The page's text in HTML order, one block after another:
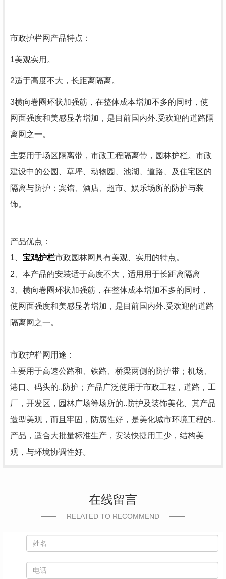
市政护栏网产品特点：
1美观实用。
2适于高度不大，长距离隔离。
3横向卷圈环状加强筋，在整体成本增加不多的同时，使
网面强度和美感显著增加，是目前国内外.受欢迎的道路隔
离网之一。
主要用于场区隔离带，市政工程隔离带，园林护栏。市政
建设中的公园、草坪、动物园、池湖、道路、及住宅区的
隔离与防护；宾馆、酒店、超市、娱乐场所的防护与装
饰。
产品优点：
1、 宝鸡护栏市政园林网具有美观、实用的特点。
2、本产品的安装适于高度不大，适用用于长距离隔离
3、横向卷圈环状加强筋，在整体成本增加不多的同时，
使网面强度和美感显著增加，是目前国内外.受欢迎的道路
隔离网之一。
市政护栏网用途：
主要用于高速公路和、铁路、桥梁两侧的防护带；机场、
港口、码头的..防护；产品广泛使用于市政工程，道路，工
厂，开发区，园林广场等场所的..防护及装饰美化、其产品
造型美观，而且牢固，防腐性好，是美化城市环境工程的..
产品，适合大批量标准生产，安装快捷用工少，结构美
观，与环境协调性好。
在线留言
RELATED TO RECOMMEND